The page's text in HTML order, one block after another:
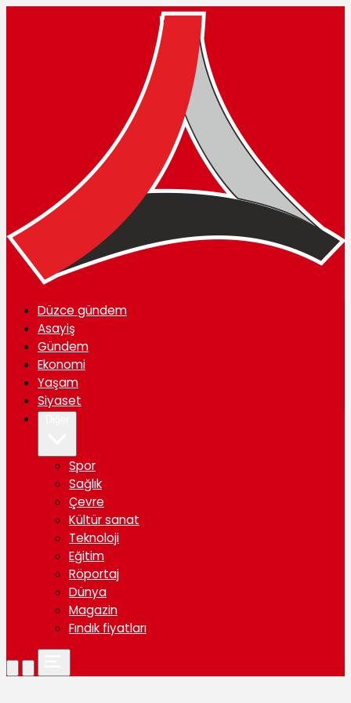
Düzce gündem
Asayiş
Gündem
Ekonomi
Yaşam
Siyaset
Spor
Sağlık
Çevre
Kültür sanat
Teknoloji
Eğitim
Röportaj
Dünya
Magazin
Fındık fiyatları